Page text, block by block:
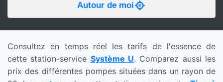
Autour de moi
Consultez en temps réel les tarifs de l'essence de
cette station-service Système U. Comparez aussi les
prix des différentes pompes situées dans un rayon de